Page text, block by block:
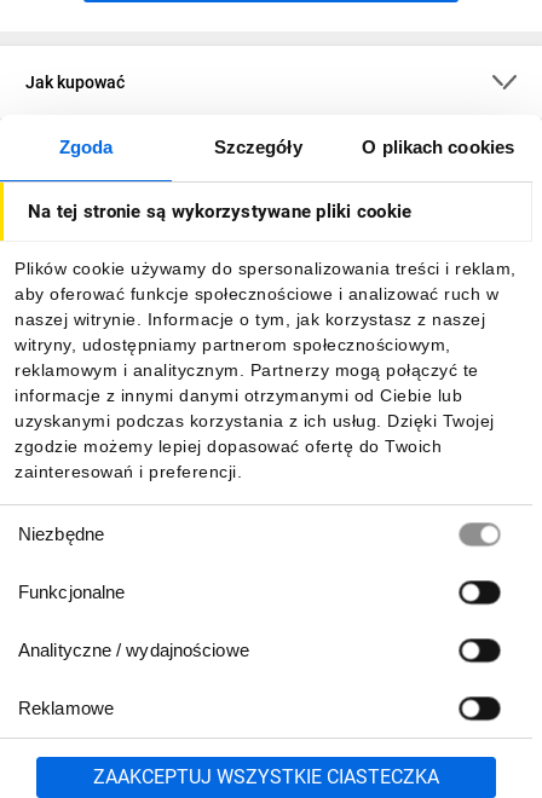
Zgoda Szczegóły O plikach cookies
Na tej stronie są wykorzystywane pliki cookie
Plików cookie używamy do spersonalizowania treści i reklam,
aby oferować funkcje społecznościowe i analizować ruch w
naszej witrynie. Informacje o tym, jak korzystasz z naszej
witryny, udostępniamy partnerom społecznościowym,
reklamowym i analitycznym. Partnerzy mogą połączyć te
informacje z innymi danymi otrzymanymi od Ciebie lub
uzyskanymi podczas korzystania z ich usług. Dzięki Twojej
zgodzie możemy lepiej dopasować ofertę do Twoich
zainteresowań i preferencji.
zgody
Niezbędne
Funkcjonalne
Analityczne / wydajnościowe
Reklamowe
ZAAKCEPTUJ WSZYSTKIE CIASTECZKA
Jak kupować
O firmie
Informacje
Pobierz naszą aplikację mobilną:
801 500 700 lub
71 37 61 600